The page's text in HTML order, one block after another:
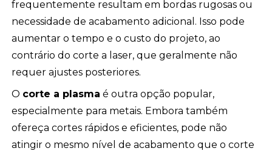
frequentemente resultam em bordas rugosas ou
necessidade de acabamento adicional. Isso pode
aumentar o tempo e o custo do projeto, ao
contrário do corte a laser, que geralmente não
requer ajustes posteriores.
O corte a plasma é outra opção popular,
especialmente para metais. Embora também
ofereça cortes rápidos e eficientes, pode não
atingir o mesmo nível de acabamento que o corte